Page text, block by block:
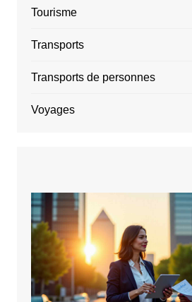
Tourisme
Transports
Transports de personnes
Voyages